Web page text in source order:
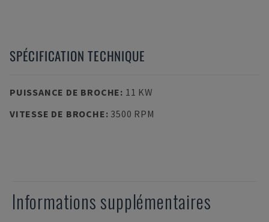
SPÉCIFICATION TECHNIQUE
PUISSANCE DE BROCHE: 11 KW
VITESSE DE BROCHE: 3500 RPM
Informations supplémentaires